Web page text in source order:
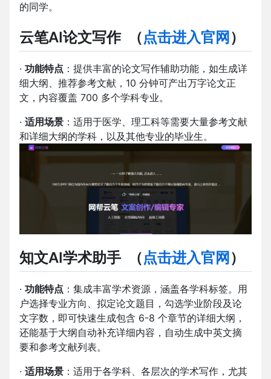
的同学。
云笔AI论文写作（点击进入官网 ）
· 功能特点 ：提供丰富的论文写作辅助功能，如生成详
细大纲、推荐参考文献，10 分钟可产出万字论文正
文，内容覆盖 700 多个学科专业。
· 适用场景 ：适用于医学、理工科等需要大量参考文献
和详细大纲的学科，以及其他专业的毕业生。
知文AI学术助手 （点击进入官网 ）
· 功能特点 ：集成丰富学术资源，涵盖各学科标签。用
户选择专业方向、拟定论文题目，勾选学业阶段及论
文字数，即可快速生成包含 6-8 个章节的详细大纲，
还能基于大纲自动补充详细内容，自动生成中英文摘
要和参考文献列表。
· 适用场景 ：适用于各学科、各层次的学术写作，尤其